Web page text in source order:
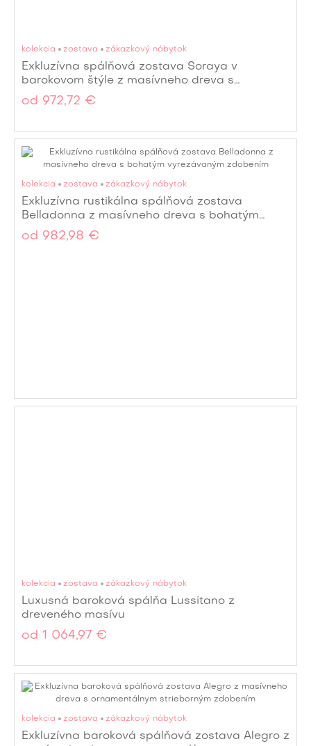
kolekcia zostava zákazkový nábytok
Exkluzívna spálňová zostava Soraya v
barokovom štýle z masívneho dreva s
vyrezávaným zdobením
od 972,72 €
kolekcia zostava zákazkový nábytok
Exkluzívna rustikálna spálňová zostava
Belladonna z masívneho dreva s bohatým
vyrezávaným zdobením
od 982,98 €
kolekcia zostava zákazkový nábytok
Luxusná baroková spálňa Lussitano z
dreveného masívu
od 1 064,97 €
kolekcia zostava zákazkový nábytok
Exkluzívna baroková spálňová zostava Alegro z